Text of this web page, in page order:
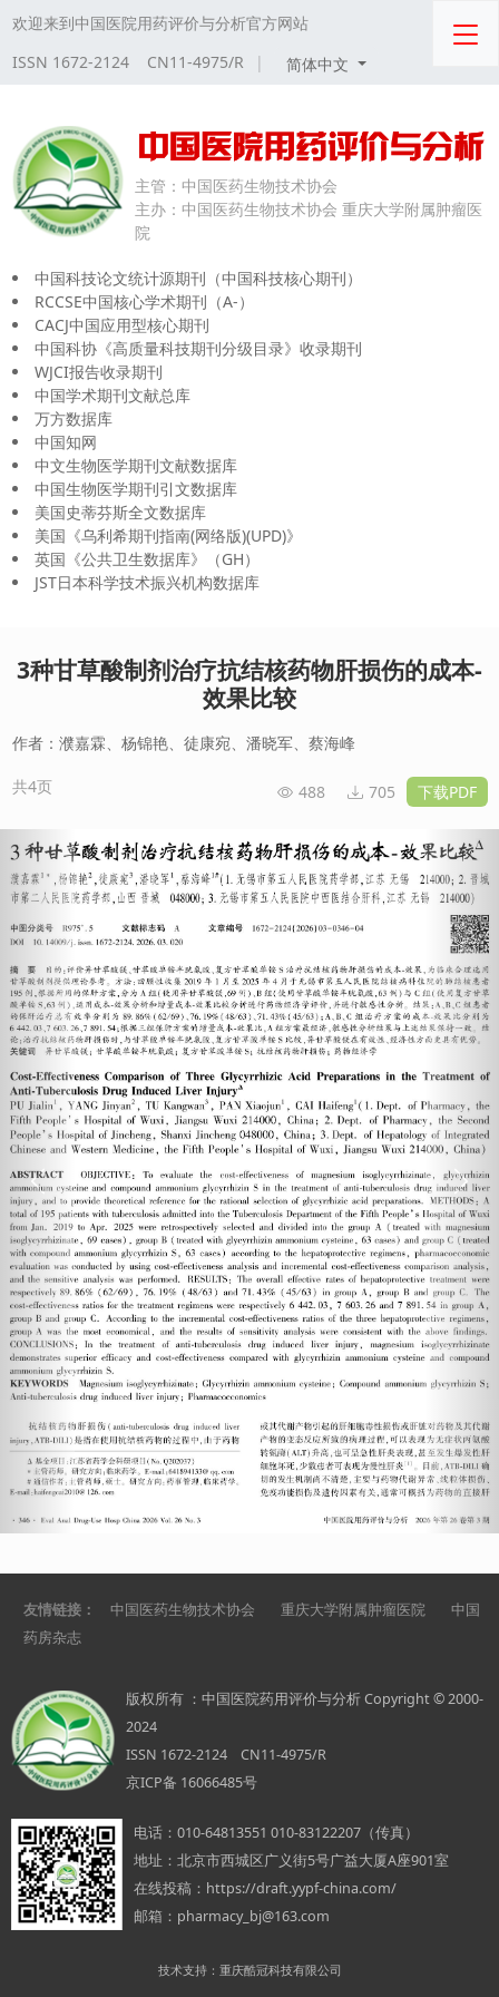
欢迎来到中国医院用药评价与分析官方网站
ISSN 1672-2124 CN11-4975/R
| 简体中文
主管： 中国医药生物技术协会
主办： 中国医药生物技术协会 重庆大学附属肿瘤医
院
中国科技论文统计源期刊（中国科技核心期刊）
RCCSE中国核心学术期刊（A-）
CACJ中国应用型核心期刊
中国科协《高质量科技期刊分级目录》收录期刊
WJCI报告收录期刊
中国学术期刊文献总库
万方数据库
中国知网
中文生物医学期刊文献数据库
中国生物医学期刊引文数据库
美国史蒂芬斯全文数据库
美国《乌利希期刊指南(网络版)(UPD)》
英国《公共卫生数据库》（GH）
JST日本科学技术振兴机构数据库
3种甘草酸制剂治疗抗结核药物肝损伤的成本-
效果比较
作者：濮嘉霖、杨锦艳、徒康宛、潘晓军、蔡海峰
共4页 488 705 下载PDF
Previous Next
友情链接： 中国医药生物技术协会 重庆大学附属肿瘤医院
中国
药房杂志
版权所有 ：中国医院药用评价与分析 Copyright © 2000-
2024
ISSN 1672-2124 CN11-4975/R
京ICP备 16066485号
电话： 010-64813551 010-83122207（传真）
地址： 北京市西城区广义街5号广益大厦A座901室
在线投稿： https://draft.yypf-china.com/
邮箱： pharmacy_bj@163.com
技术支持：重庆酷冠科技有限公司